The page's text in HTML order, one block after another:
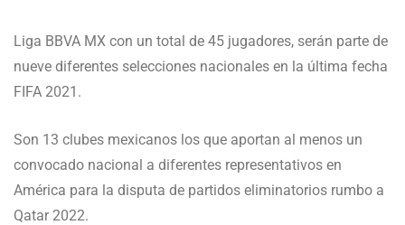
Liga BBVA MX con un total de 45 jugadores, serán parte de
nueve diferentes selecciones nacionales en la última fecha
FIFA 2021.
Son 13 clubes mexicanos los que aportan al menos un
convocado nacional a diferentes representativos en
América para la disputa de partidos eliminatorios rumbo a
Qatar 2022.